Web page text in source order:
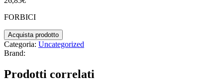
FORBICI
Acquista prodotto
Categoria: Uncategorized
Brand:
Prodotti correlati